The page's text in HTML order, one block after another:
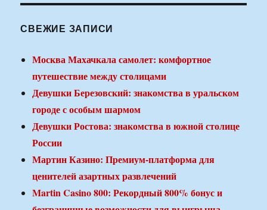
СВЕЖИЕ ЗАПИСИ
Москва Махачкала самолет: комфортное
путешествие между столицами
Девушки Березовский: знакомства в уральском
городе с особым шармом
Девушки Ростова: знакомства в южной столице
России
Мартин Казино: Премиум-платформа для
ценителей азартных развлечений
Martin Casino 800: Рекордный 800% бонус и